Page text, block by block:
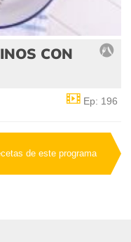
CON
Ep: 196
de este programa